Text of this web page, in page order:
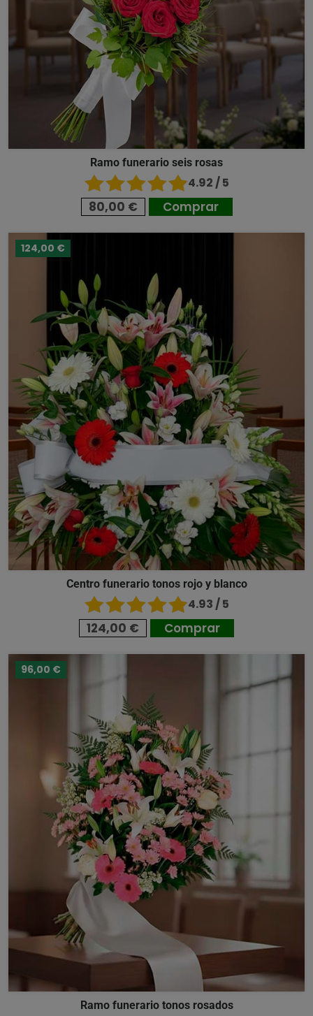
Ramo funerario seis rosas
4.92 / 5
80,00 € Comprar
124,00 €
Centro funerario tonos rojo y blanco
4.93 / 5
124,00 € Comprar
96,00 €
Ramo funerario tonos rosados